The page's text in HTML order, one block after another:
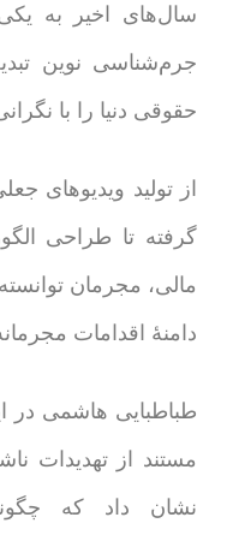
سال‌های اخیر به
جرم‌شناسی نوین
حقوقی دنیا را با
از تولید ویدیوهای
گرفته تا طراحی
مالی، مجرمان
دامنۀ اقدامات
طباطبایی هاشمی در
مستند از تهدیدات
نشان داد که